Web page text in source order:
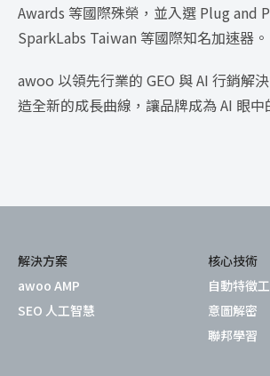
Awards 等國際殊榮，並入選 Plug and
SparkLabs Taiwan 等國際知名加速器。
awoo 以領先行業的 GEO 與 AI 行銷解
造全新的成長曲線，讓品牌成為 AI 眼中
解決方案
awoo AMP
SEO 人工智慧
核心技術
自動特徵
意圖解密
聯邦學習